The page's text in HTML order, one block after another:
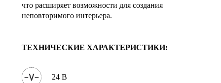
что расширяет возможности для создания
неповторимого интерьера.
ТЕХНИЧЕСКИЕ ХАРАКТЕРИСТИКИ:
24 В